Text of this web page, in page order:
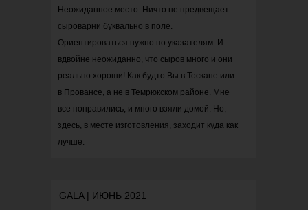
GALA | ИЮНЬ 2021
Неожиданное место. Ничто не предвещает
сыроварни буквально в поле.
Ориентироваться нужно по указателям. И
вдвойне неожиданно, что сыров много и они
реально хороши! Как будто Вы в Тоскане или
в Провансе, а не в Темрюкском районе. Мне
все понравились, и много взяли домой. Но,
здесь, в месте изготовления, заходит куда как
лучше.